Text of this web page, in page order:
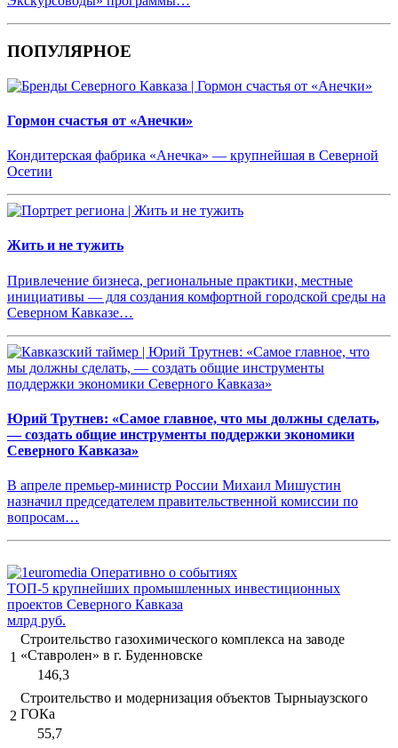
ПОПУЛЯРНОЕ
Гормон счастья от «Анечки»
Кондитерская фабрика «Анечка» — крупнейшая в Северной
Осетии
Жить и не тужить
Привлечение бизнеса, региональные практики, местные
инициативы — для создания комфортной городской среды на
Северном Кавказе…
Юрий Трутнев: «Самое главное, что мы должны сделать,
— создать общие инструменты поддержки экономики
Северного Кавказа»
В апреле премьер-министр России Михаил Мишустин
назначил председателем правительственной комиссии по
вопросам…
ТОП-5 крупнейших промышленных инвестиционных
проектов Северного Кавказа
млрд руб.
1
Строительство газохимического комплекса на заводе
«Ставролен» в г. Буденновске
146,3
2
Строительство и модернизация объектов Тырныаузского
ГОКа
55,7